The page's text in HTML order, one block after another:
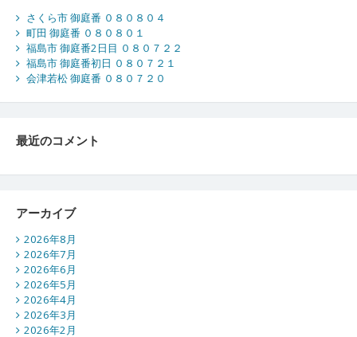
さくら市 御庭番 ０８０８０４
町田 御庭番 ０８０８０１
福島市 御庭番2日目 ０８０７２２
福島市 御庭番初日 ０８０７２１
会津若松 御庭番 ０８０７２０
最近のコメント
アーカイブ
2026年8月
2026年7月
2026年6月
2026年5月
2026年4月
2026年3月
2026年2月